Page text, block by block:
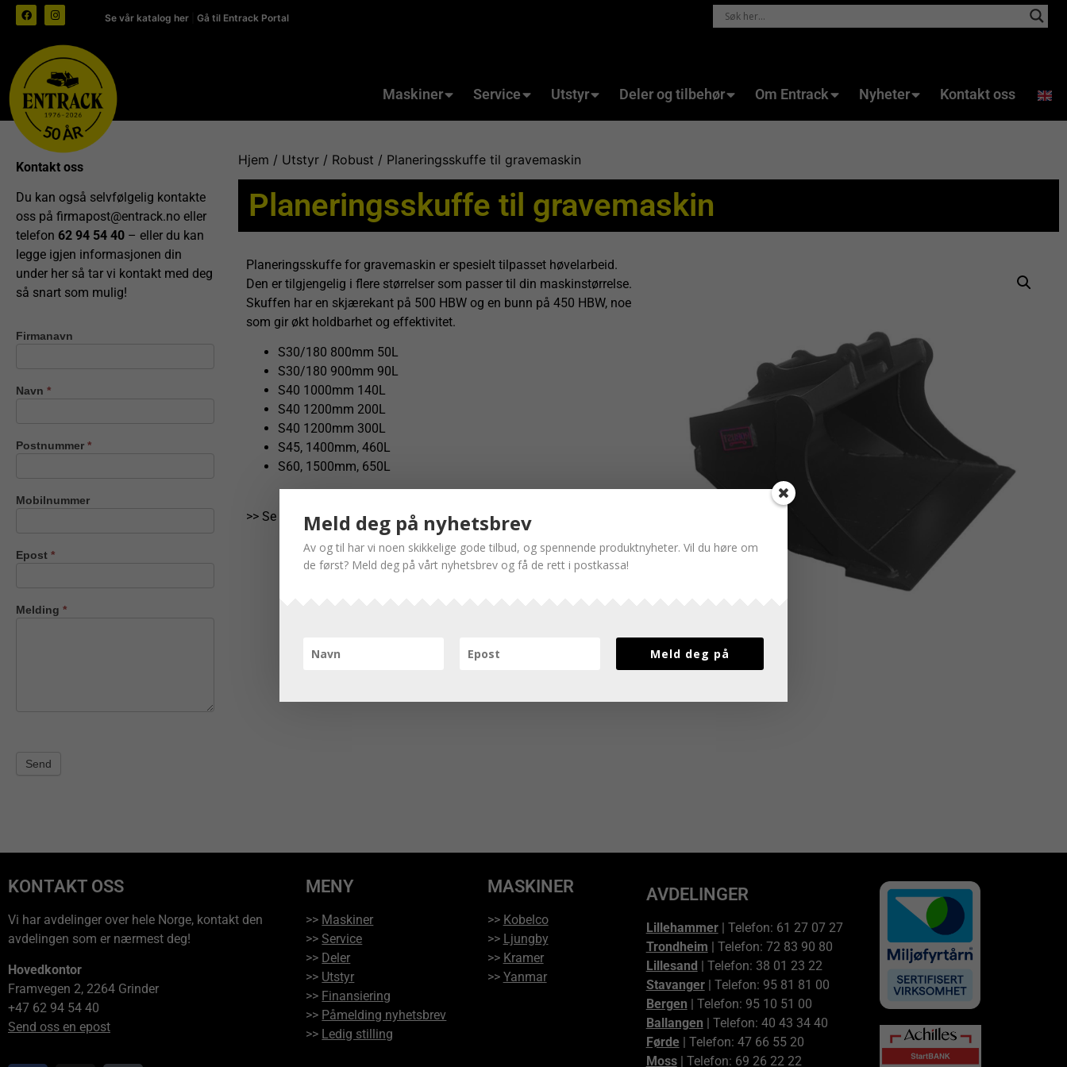
Se vår katalog her Gå til Entrack Portal
Maskiner Service Utstyr Deler og tilbehør Om Entrack Nyheter Kontakt oss
Kontakt oss
Du kan også selvfølgelig kontakte
oss på firmapost@entrack.no eller
telefon 62 94 54 40 – eller du kan
legge igjen informasjonen din
under her så tar vi kontakt med deg
så snart som mulig!
Kontakt
Firmanavn
Navn *
Postnummer *
Mobilnummer
Epost *
Melding *
Send
Hjem / Utstyr/ Robust / Planeringsskuffe til gravemaskin
Planeringsskuffe til gravemaskin
Planeringsskuffe for gravemaskin er spesielt tilpasset høvelarbeid.
Den er tilgjengelig i flere størrelser som passer til din maskinstørrelse.
Skuffen har en skjærekant på 500 HBW og en bunn på 450 HBW, noe
som gir økt holdbarhet og effektivitet.
S30/180 800mm 50L
S30/180 900mm 90L
S40 1000mm 140L
S40 1200mm 200L
S40 1200mm 300L
S45, 1400mm, 460L
S60, 1500mm, 650L
>> Se katalogside her
KONTAKT OSS
Vi har avdelinger over hele Norge, kontakt den
avdelingen som er nærmest deg!
Hovedkontor
Framvegen 2, 2264 Grinder
+47 62 94 54 40
Send oss en epost
MENY
>> Maskiner
>>Service
>> Deler
>> Utstyr
>> Finansiering
>> Påmelding nyhetsbrev
>> Ledig stilling
MASKINER
>> Kobelco
>> Ljungby
>> Kramer
>> Yanmar
AVDELINGER
Lillehammer| Telefon: 61 27 07 27
Trondheim | Telefon: 72 83 90 80
Lillesand | Telefon: 38 01 23 22
Stavanger| Telefon: 95 81 81 00
Bergen | Telefon: 95 10 51 00
Ballangen | Telefon: 40 43 34 40
Førde| Telefon: 47 66 55 20
Moss| Telefon: 69 26 22 22
Meld deg på nyhetsbrev
Av og til har vi noen skikkelige gode tilbud, og spennende produktnyheter. Vil du høre om
de først? Meld deg på vårt nyhetsbrev og få de rett i postkassa!
Meld deg på